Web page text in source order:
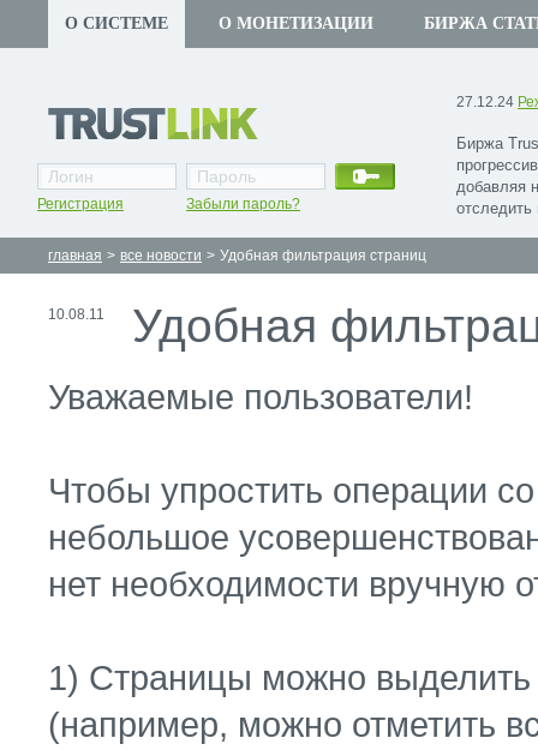
О СИСТЕМЕ О МОНЕТИЗАЦИИ БИРЖА
27.12.24
Биржа
добавляя
Регистрация Забыли пароль?
главная > все новости > Удобная фильтрация страниц
10.08.11 Удобная
Уважаемые пользователи!
Чтобы упростить операции
небольшое
нет необходимости вручную
1) Страницы можно выделить
(например, можно отметить